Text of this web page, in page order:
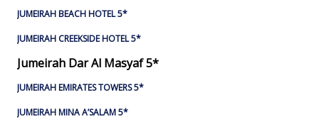
JUMEIRAH BEACH HOTEL 5*
JUMEIRAH CREEKSIDE HOTEL 5*
Jumeirah Dar Al Masyaf 5*
JUMEIRAH EMIRATES TOWERS 5*
JUMEIRAH MINA A’SALAM 5*